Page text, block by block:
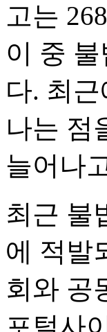
고는
이 중
다. 최
나는 점
늘어나
최근 불
에 적발
회와 공